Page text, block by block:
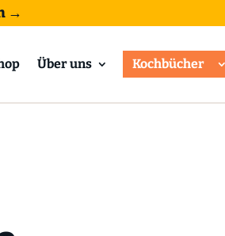
→
Über uns Kochbücher